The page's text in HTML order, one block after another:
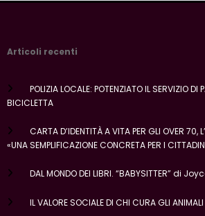
Articoli recenti
POLIZIA LOCALE: POTENZIATO IL SERVIZIO DI
BICICLETTA
CARTA D’IDENTITÀ A VITA PER GLI OVER 70,
«UNA SEMPLIFICAZIONE CONCRETA PER I
DAL MONDO DEI LIBRI. “BABYSITTER” di
IL VALORE SOCIALE DI CHI CURA GLI